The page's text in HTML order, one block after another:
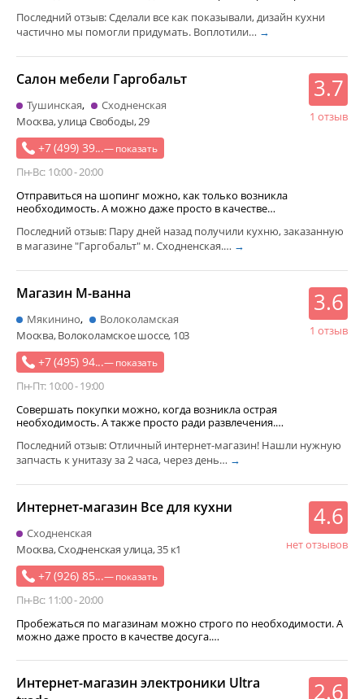
Последний отзыв: Сделали все как показывали, дизайн кухни
частично мы помогли придумать. Воплотили… →
+7 (499) 39...— показать
Пн-Вс: 10:00 - 20:00
Салон мебели Гаргобальт 3.7
1 отзыв
Тушинская
Сходненская
Москва, улица Свободы, 29
Отправиться на шопинг можно, как только возникла
необходимость. А можно даже просто в качестве…
Последний отзыв: Пару дней назад получили кухню, заказанную
в магазине "Гаргобальт" м. Сходненская.… →
+7 (495) 94...— показать
Пн-Пт: 10:00 - 19:00
Магазин М-ванна 3.6
1 отзыв
Мякинино
Волоколамская
Москва, Волоколамское шоссе, 103
Совершать покупки можно, когда возникла острая
необходимость. А также просто ради развлечения.…
Последний отзыв: Отличный интернет-магазин! Нашли нужную
запчасть к унитазу за 2 часа, через день… →
+7 (926) 85...— показать
Пн-Вс: 11:00 - 20:00
Интернет-магазин Все для кухни 4.6
нет отзывов
Сходненская
Москва, Сходненская улица, 35 к1
Пробежаться по магазинам можно строго по необходимости. А
можно даже просто в качестве досуга.…
Интернет-магазин электроники Ultra
2.6